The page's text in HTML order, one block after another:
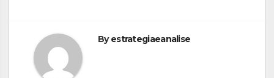
Byestrategiaeanalise